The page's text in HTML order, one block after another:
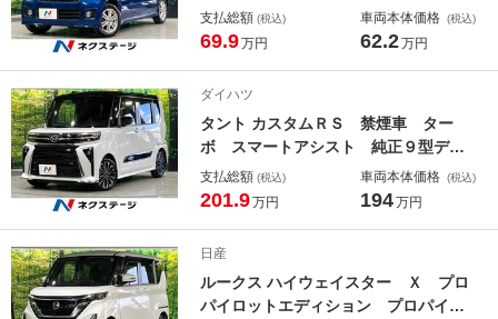
動スライド オートエアコン ＨＩＤ
ヘッドライト オートライト 純正１
支払総額 (税込)
69.9万円
車両本体価格 (税込)
62.2万円
ダイハツ
タント カスタムＲＳ 禁煙車 ター
ボ スマートアシスト 純正９型ディ
スプレイ バックカメラ 両側電動ス
ライド 電動パーキングブレーキ 前
イト オートエアコン
支払総額 (税込)
201.9万円
車両本体価格 (税込)
194万円
日産
ルークス ハイウェイスター Ｘ プロ
パイロットエディション プロパイロ